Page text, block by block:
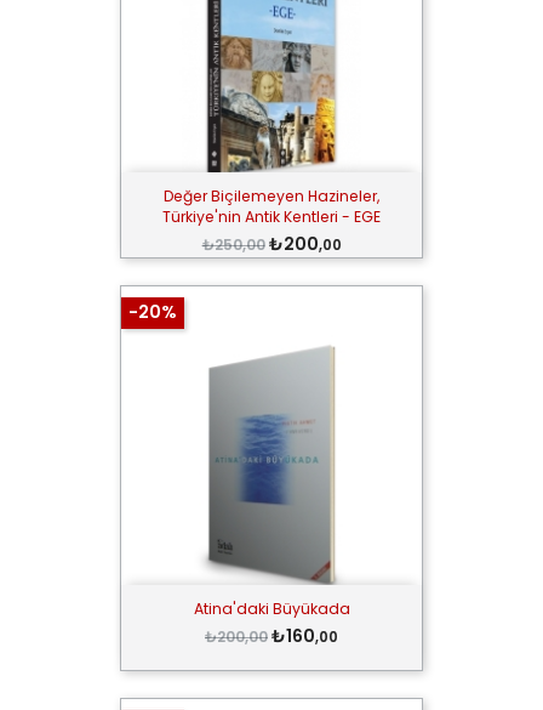
Değer Biçilemeyen Hazineler,
Türkiye'nin Antik Kentleri - EGE
₺250,00 ₺200,00
Atina'daki Büyükada
₺200,00₺160,00
-20%